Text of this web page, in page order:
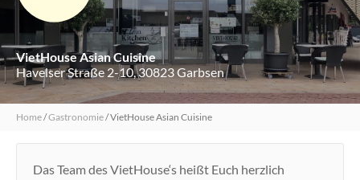
VietHouse Asian Cuisine
Havelser Straße 2-10, 30823 Garbsen
Home/Gastronomie/VietHouse Asian Cuisine
Das Team des VietHouse‘s heißt Euch herzlich